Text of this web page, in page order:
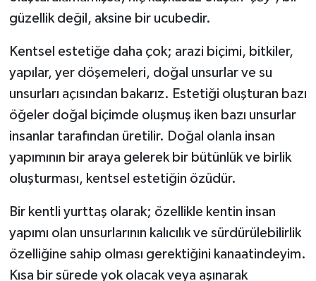
güzellik değil, aksine bir ucubedir.
Kentsel estetiğe daha çok; arazi biçimi, bitkiler,
yapılar, yer döşemeleri, doğal unsurlar ve su
unsurları açısından bakarız. Estetiği oluşturan bazı
öğeler doğal biçimde oluşmuş iken bazı unsurlar
insanlar tarafından üretilir. Doğal olanla insan
yapımının bir araya gelerek bir bütünlük ve birlik
oluşturması, kentsel estetiğin özüdür.
Bir kentli yurttaş olarak; özellikle kentin insan
yapımı olan unsurlarının kalıcılık ve sürdürülebilirlik
özelliğine sahip olması gerektiğini kanaatindeyim.
Kısa bir sürede yok olacak veya aşınarak